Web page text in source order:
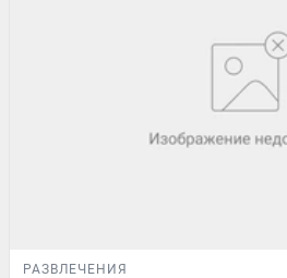
РАЗВЛЕЧЕНИЯ